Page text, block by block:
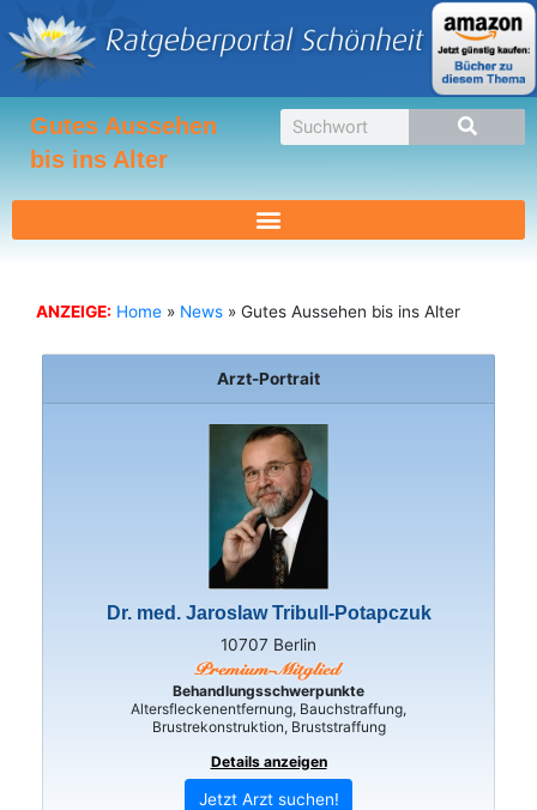
Inhalt
springen
Gutes Aussehen
bis ins Alter
Suche
ANZEIGE: Home » News » Gutes Aussehen bis ins Alter
Arzt-Portrait
Dr. med. Jaroslaw Tribull-Potapczuk
10707 Berlin
Behandlungsschwerpunkte
Altersfleckenentfernung, Bauchstraffung,
Brustrekonstruktion, Bruststraffung
Details anzeigen
Jetzt Arzt suchen!